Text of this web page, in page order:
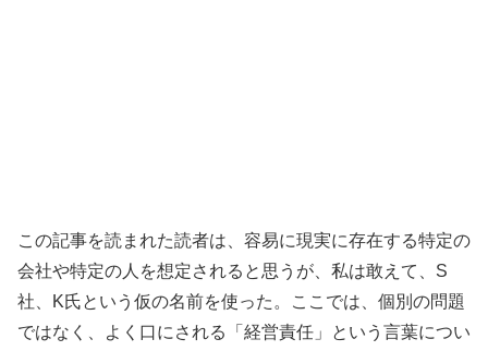
この記事を読まれた読者は、容易に現実に存在する特定の
会社や特定の人を想定されると思うが、私は敢えて、S
社、K氏という仮の名前を使った。ここでは、個別の問題
ではなく、よく口にされる「経営責任」という言葉につい